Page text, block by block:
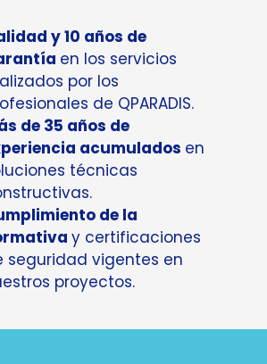
y 10 años de
en los servicios
por los
de QPARADIS.
de 35 años de
acumulados en
técnicas
de la
y certificaciones
seguridad vigentes en
proyectos.